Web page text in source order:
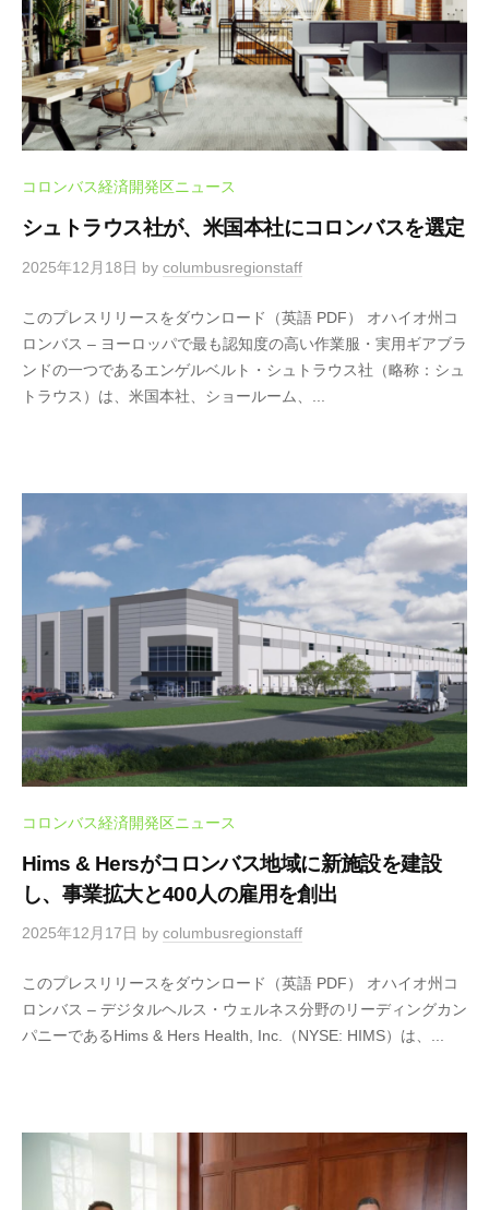
コロンバス経済開発区ニュース
シュトラウス社が、米国本社にコロンバスを選定
2025年12月18日 by columbusregionstaff
このプレスリリースをダウンロード（英語 PDF） オハイオ州コ
ロンバス – ヨーロッパで最も認知度の高い作業服・実用ギアブラ
ンドの一つであるエンゲルベルト・シュトラウス社（略称：シュ
トラウス）は、米国本社、ショールーム、...
コロンバス経済開発区ニュース
Hims & Hersがコロンバス地域に新施設を建設
し、事業拡大と400人の雇用を創出
2025年12月17日 by columbusregionstaff
このプレスリリースをダウンロード（英語 PDF） オハイオ州コ
ロンバス – デジタルヘルス・ウェルネス分野のリーディングカン
パニーであるHims & Hers Health, Inc.（NYSE: HIMS）は、...